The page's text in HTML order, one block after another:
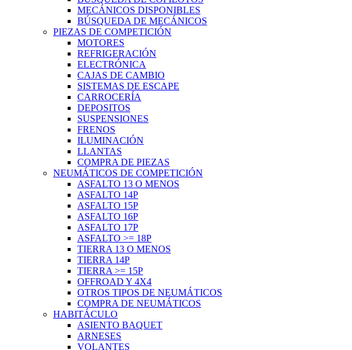
MECÁNICOS DISPONIBLES
BÚSQUEDA DE MECÁNICOS
PIEZAS DE COMPETICIÓN
MOTORES
REFRIGERACIÓN
ELECTRÓNICA
CAJAS DE CAMBIO
SISTEMAS DE ESCAPE
CARROCERÍA
DEPOSITOS
SUSPENSIONES
FRENOS
ILUMINACIÓN
LLANTAS
COMPRA DE PIEZAS
NEUMÁTICOS DE COMPETICIÓN
ASFALTO 13 O MENOS
ASFALTO 14P
ASFALTO 15P
ASFALTO 16P
ASFALTO 17P
ASFALTO >= 18P
TIERRA 13 O MENOS
TIERRA 14P
TIERRA >= 15P
OFFROAD Y 4X4
OTROS TIPOS DE NEUMÁTICOS
COMPRA DE NEUMÁTICOS
HABITÁCULO
ASIENTO BAQUET
ARNESES
VOLANTES